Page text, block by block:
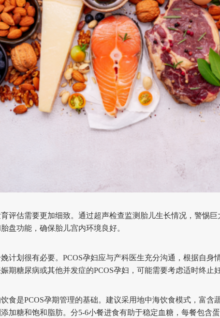
估需要更加细致。通过超声检查监测胎儿生长情况，警惕巨
盘功能，确保胎儿宫内环境良好。
划很有必要。PCOS孕妇应与产科医生充分沟通，根据自身
期糖尿病或其他并发症的PCOS孕妇，可能需要考虑适时终止妊
是PCOS孕期管理的基础。建议采用地中海饮食模式，富含
加糖和饱和脂肪。分5-6小餐进食有助于稳定血糖，每餐包含